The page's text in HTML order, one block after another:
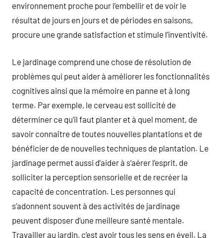
environnement proche pour l’embellir et de voir le
résultat de jours en jours et de périodes en saisons,
procure une grande satisfaction et stimule l’inventivité.
Le jardinage comprend une chose de résolution de
problèmes qui peut aider à améliorer les fonctionnalités
cognitives ainsi que la mémoire en panne et à long
terme. Par exemple, le cerveau est sollicité de
déterminer ce qu’il faut planter et à quel moment, de
savoir connaître de toutes nouvelles plantations et de
bénéficier de de nouvelles techniques de plantation. Le
jardinage permet aussi d’aider à s’aérer l’esprit, de
solliciter la perception sensorielle et de recréer la
capacité de concentration. Les personnes qui
s’adonnent souvent à des activités de jardinage
peuvent disposer d’une meilleure santé mentale.
Travailler au jardin, c’est avoir tous les sens en éveil. La